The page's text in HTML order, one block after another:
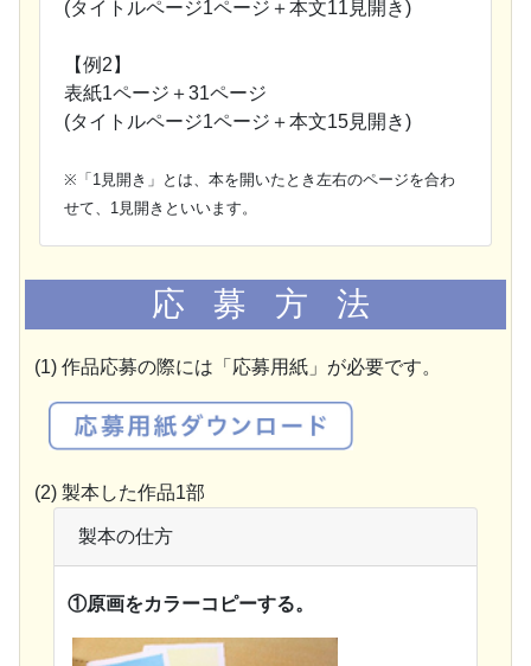
(タイトルページ1ページ＋本文11見開き)
【例2】
表紙1ページ＋31ページ
(タイトルページ1ページ＋本文15見開き)
※「1見開き」とは、本を開いたとき左右のページを合わ
せて、1見開きといいます。
応 募 方 法
(1) 作品応募の際には「応募用紙」が必要です。
(2) 製本した作品1部
製本の仕方
①原画をカラーコピーする。